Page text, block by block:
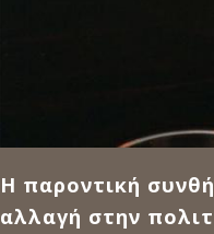
Η παροντική
αλλαγή στην